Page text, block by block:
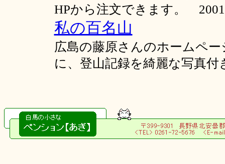
HPから注文できます。
私の百名山
広島の藤原さんのホームペ
に、登山記録を綺麗な写真付